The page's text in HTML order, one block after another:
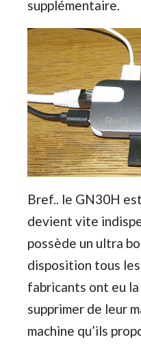
supplémentaire.
Bref.. le GN30H
devient vite
possède un ultra
disposition tous
fabricants ont eu
supprimer de leur
machine qu’ils